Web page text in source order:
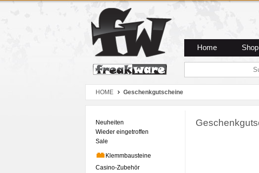
Zum Hauptmenue
Zum Seiteninhalt
Zum Warenkob
Home Shop
HOME Geschenkgutscheine
Neuheiten
Wieder eingetroffen
Sale
Klemmbausteine
Casino-Zubehör